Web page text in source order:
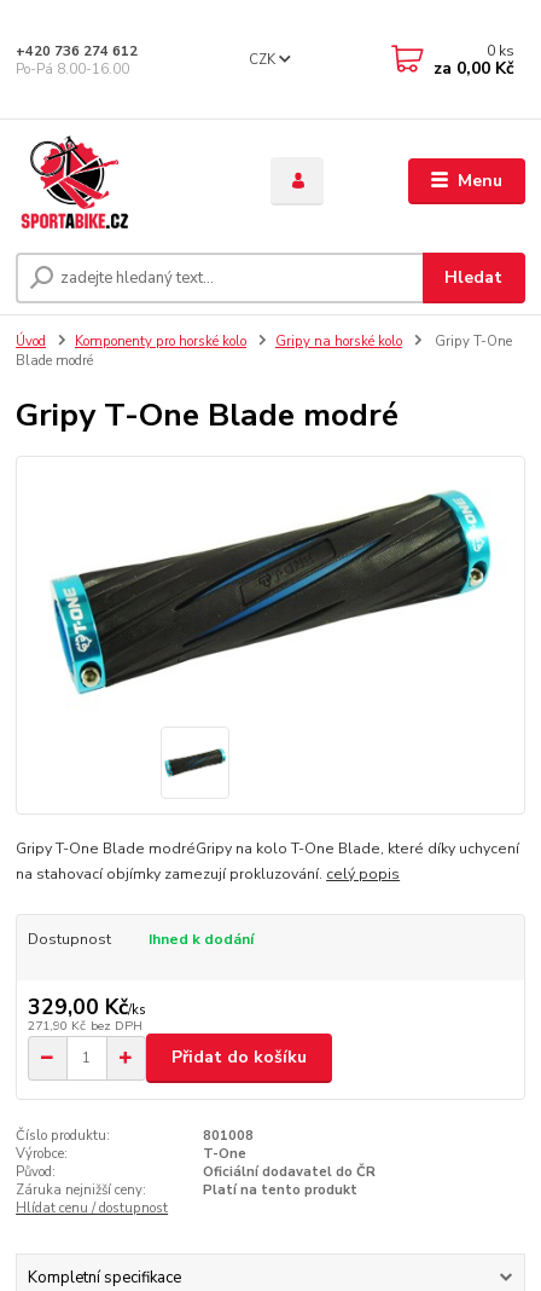
Menu
CZK
Hledat
+420 736 274 612
Po-Pá 8.00-16.00
0 ks
za 0,00 Kč
Úvod Komponenty pro horské kolo Gripy na horské kolo
Gripy T-One
Blade modré
Gripy T-One Blade modré
Gripy T-One Blade modréGripy na kolo T-One Blade, které díky uchycení
na stahovací objímky zamezují prokluzování. celý popis
Dostupnost Ihned k dodání
329,00 Kč/ks
271,90 Kč bez DPH
Přidat do košíku
Číslo produktu:
801008
Výrobce:
T-One
Původ:
Oficiální dodavatel do ČR
Záruka nejnižší ceny:
Platí na tento produkt
Hlídat cenu / dostupnost
Kompletní specifikace